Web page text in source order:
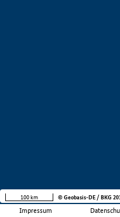
Impressum
100 km © Geobasis-DE / BKG